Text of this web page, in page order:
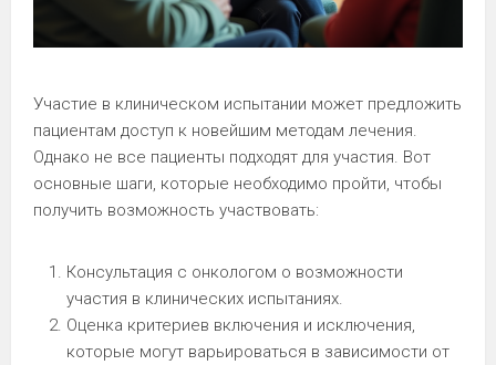
Участие в клиническом испытании может предложить
пациентам доступ к новейшим методам лечения.
Однако не все пациенты подходят для участия. Вот
основные шаги, которые необходимо пройти, чтобы
получить возможность участвовать:
Консультация с онкологом о возможности
участия в клинических испытаниях.
Оценка критериев включения и исключения,
которые могут варьироваться в зависимости от